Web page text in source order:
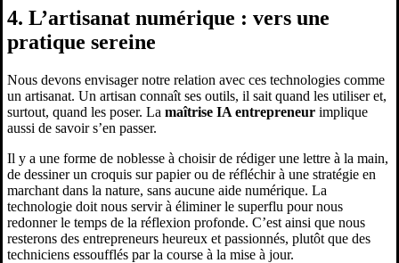
4. L’artisanat numérique : vers une
pratique sereine
Nous devons envisager notre relation avec ces technologies comme
un artisanat. Un artisan connaît ses outils, il sait quand les utiliser et,
surtout, quand les poser. La maîtrise IA entrepreneur implique
aussi de savoir s’en passer.
Il y a une forme de noblesse à choisir de rédiger une lettre à la main,
de dessiner un croquis sur papier ou de réfléchir à une stratégie en
marchant dans la nature, sans aucune aide numérique. La
technologie doit nous servir à éliminer le superflu pour nous
redonner le temps de la réflexion profonde. C’est ainsi que nous
resterons des entrepreneurs heureux et passionnés, plutôt que des
techniciens essoufflés par la course à la mise à jour.